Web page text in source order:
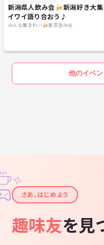
新潟県人飲み会🍻新潟好き大
イワイ語り合おう♪
みんな集まれー🍻東京呑み会
他のイベ
✦
✧
さあ、はじめよう
趣味友を見